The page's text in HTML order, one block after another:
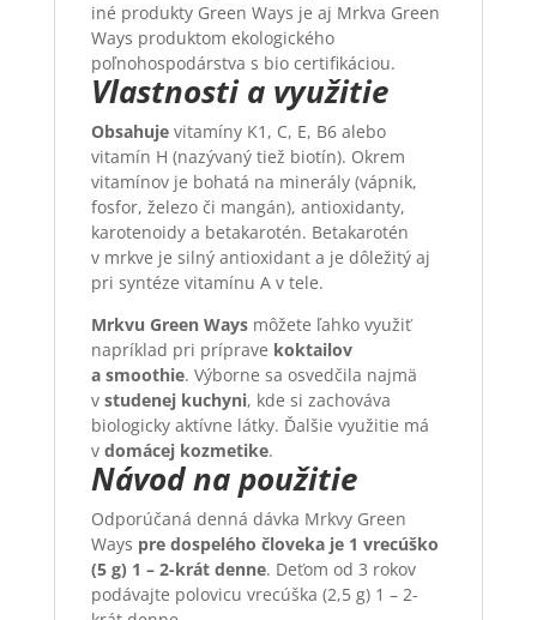
iné produkty Green Ways je aj Mrkva Green
Ways produktom ekologického
poľnohospodárstva s bio certifikáciou.
Vlastnosti a využitie
Obsahujevitamíny K1, C, E, B6 alebo
vitamín H (nazývaný tiež biotín). Okrem
vitamínov je bohatá na minerály (vápnik,
fosfor, železo či mangán), antioxidanty,
karotenoidy a betakarotén. Betakarotén
v mrkve je silný antioxidant a je dôležitý aj
pri syntéze vitamínu A v tele.
Mrkvu Green Waysmôžete ľahko využiť
napríklad pri príprave koktailov
a smoothie. Výborne sa osvedčila najmä
v studenej kuchyni, kde si zachováva
biologicky aktívne látky. Ďalšie využitie má
v domácej kozmetike.
Návod na použitie
Odporúčaná denná dávka Mrkvy Green
Ways pre dospelého človeka je 1 vrecúško
(5 g) 1 – 2-krát denne. Deťom od 3 rokov
podávajte polovicu vrecúška (2,5 g) 1 – 2-